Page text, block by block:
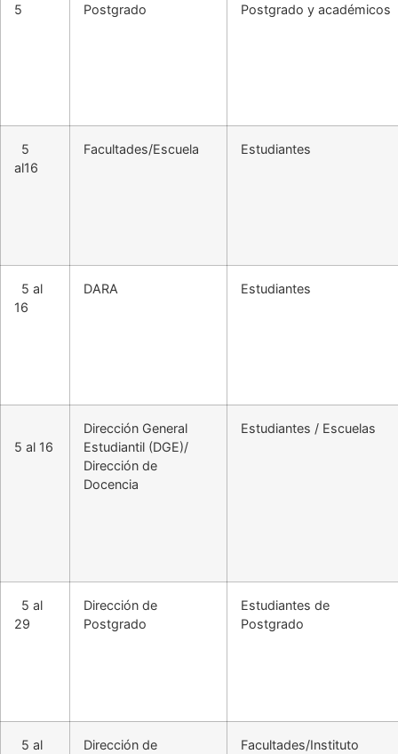
5
Postgrado
Postgrado y académicos
5
al16
Facultades/Escuela Estudiantes
5 al
16
DARA Estudiantes
5 al 16
Dirección General
Estudiantil (DGE)/
Dirección de
Docencia
Estudiantes / Escuelas
5 al
29
Dirección de
Postgrado
Estudiantes de
Postgrado
5 al
Dirección de
Facultades/Instituto